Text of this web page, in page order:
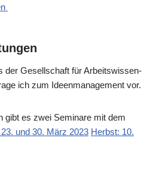
der Gesell­schaft für Arbeits­wis­sen­
ich zum Ideen­ma­nage­ment vor.
gibt es zwei Semi­na­re mit dem
und 30. März 2023 Herbst: 10.